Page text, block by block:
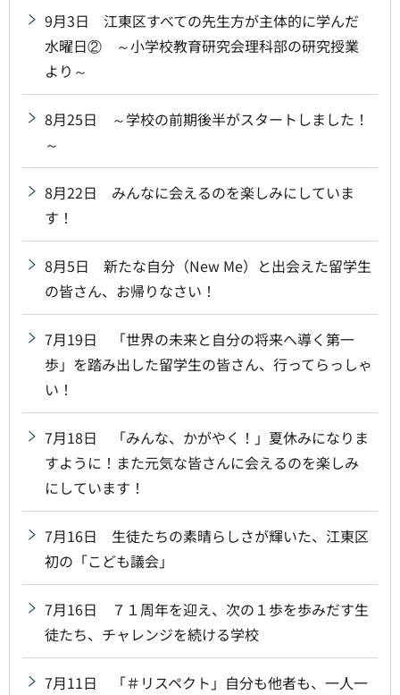
9月3日 江東区すべての先生方が主体的に学んだ
水曜日② ～小学校教育研究会理科部の研究授業
より～
8月25日 ～学校の前期後半がスタートしました！
～
8月22日 みんなに会えるのを楽しみにしていま
す！
8月5日 新たな自分（New Me）と出会えた留学生
の皆さん、お帰りなさい！
7月19日 「世界の未来と自分の将来へ導く第一
歩」を踏み出した留学生の皆さん、行ってらっしゃ
い！
7月18日 「みんな、かがやく！」夏休みになりま
すように！また元気な皆さんに会えるのを楽しみ
にしています！
7月16日 生徒たちの素晴らしさが輝いた、江東区
初の「こども議会」
7月16日 ７１周年を迎え、次の１歩を歩みだす生
徒たち、チャレンジを続ける学校
7月11日 「＃リスペクト」自分も他者も、一人一